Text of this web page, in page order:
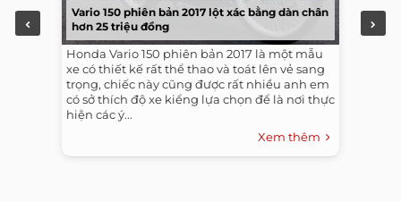
Vario 150 phiên bản 2017 lột xác bằng dàn chân
hơn 25 triệu đồng
Honda Vario 150 phiên bản 2017 là một mẫu
xe có thiết kế rất thể thao và toát lên vẻ sang
trọng, chiếc này cũng được rất nhiều anh em
có sở thích độ xe kiểng lựa chọn để là nơi thực
hiện các ý...
Xem thêm